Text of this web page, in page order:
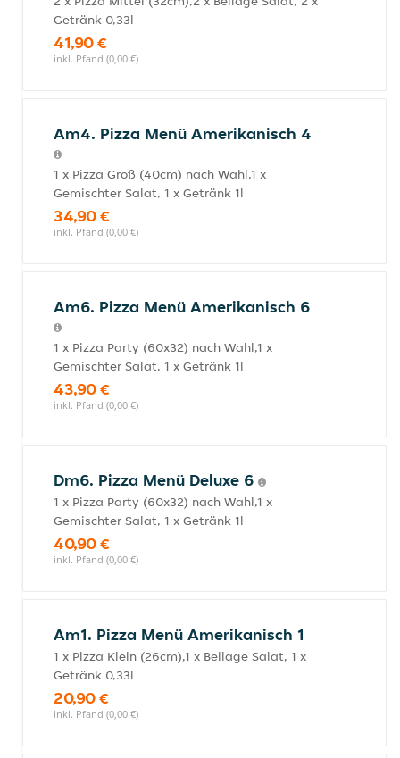
Getränk 0,33l
41,90 €
inkl. Pfand (0,00 €)
Am4. Pizza Menü Amerikanisch 4
1 x Pizza Groß (40cm) nach Wahl,1 x
Gemischter Salat, 1 x Getränk 1l
34,90 €
inkl. Pfand (0,00 €)
Am6. Pizza Menü Amerikanisch 6
1 x Pizza Party (60x32) nach Wahl,1 x
Gemischter Salat, 1 x Getränk 1l
43,90 €
inkl. Pfand (0,00 €)
Dm6. Pizza Menü Deluxe 6
1 x Pizza Party (60x32) nach Wahl,1 x
Gemischter Salat, 1 x Getränk 1l
40,90 €
inkl. Pfand (0,00 €)
Am1. Pizza Menü Amerikanisch 1
1 x Pizza Klein (26cm),1 x Beilage Salat, 1 x
Getränk 0,33l
20,90 €
inkl. Pfand (0,00 €)